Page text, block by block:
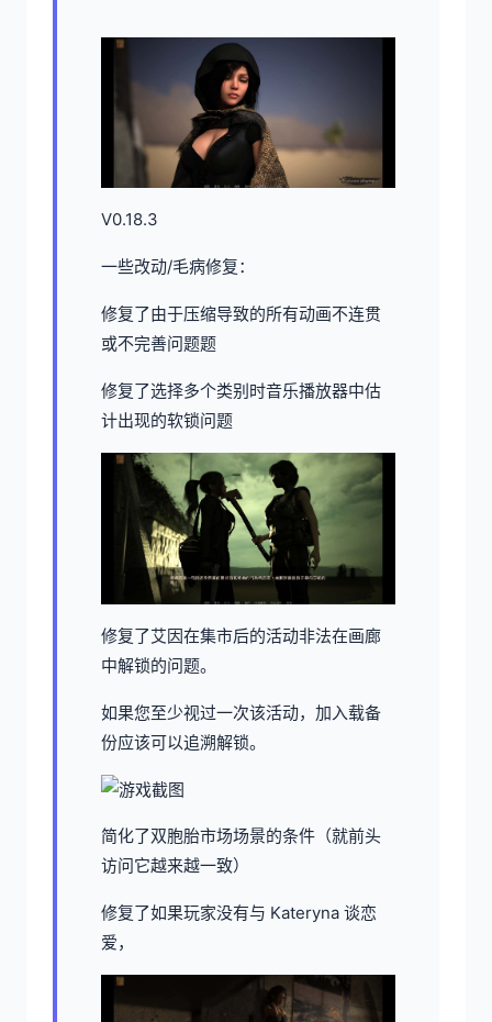
V0.18.3
一些改动/毛病修复：
修复了由于压缩导致的所有动画不连贯
或不完善问题题
修复了选择多个类别时音乐播放器中估
计出现的软锁问题
修复了艾因在集市后的活动非法在画廊
中解锁的问题。
如果您至少视过一次该活动，加入载备
份应该可以追溯解锁。
简化了双胞胎市场场景的条件（就前头
访问它越来越一致）
修复了如果玩家没有与 Kateryna 谈恋
爱，